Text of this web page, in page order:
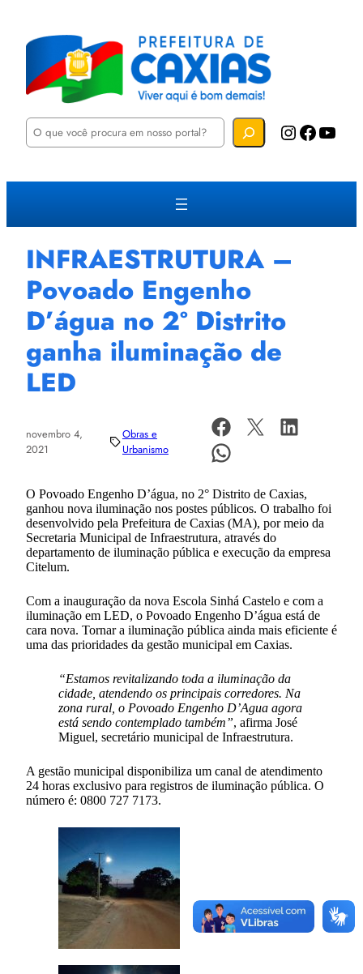
P
u
a
Instagram Facebook YouTube
INFRAESTRUTURA –
Povoado Engenho
D’água no 2º Distrito
ganha iluminação de
LED
novembro 4,
2021
Obras e
Urbanismo
O Povoado Engenho D’água, no 2° Distrito de Caxias,
ganhou nova iluminação nos postes públicos. O trabalho foi
desenvolvido pela Prefeitura de Caxias (MA), por meio da
Secretaria Municipal de Infraestrutura, através do
departamento de iluminação pública e execução da empresa
Citelum.
Com a inauguração da nova Escola Sinhá Castelo e com a
iluminação em LED, o Povoado Engenho D’água está de
cara nova. Tornar a iluminação pública ainda mais eficiente é
uma das prioridades da gestão municipal em Caxias.
“Estamos revitalizando toda a iluminação da
cidade, atendendo os principais corredores. Na
zona rural, o Povoado Engenho D’Agua agora
está sendo contemplado também”, afirma José
Miguel, secretário municipal de Infraestrutura.
A gestão municipal disponibiliza um canal de atendimento
24 horas exclusivo para registros de iluminação pública. O
número é: 0800 727 7173.